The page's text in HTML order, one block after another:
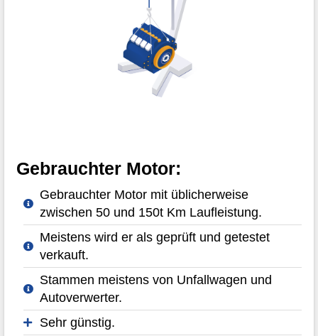
Gebrauchter Motor:
Gebrauchter Motor mit üblicherweise
zwischen 50 und 150t Km Laufleistung.
Meistens wird er als geprüft und getestet
verkauft.
Stammen meistens von Unfallwagen und
Autoverwerter.
Sehr günstig.